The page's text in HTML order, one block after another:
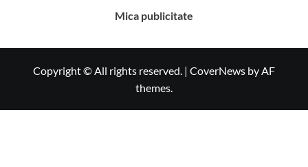
Mica publicitate
Copyright © All rights reserved. | CoverNews by AF
themes.